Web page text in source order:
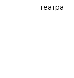
театра